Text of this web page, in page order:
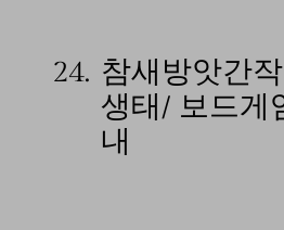
24. 참새방앗간
생태/ 보드게
내